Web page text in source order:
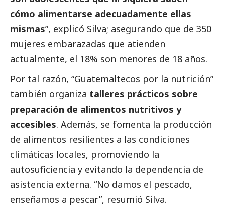
cómo alimentarse adecuadamente ellas
mismas”, explicó Silva; asegurando que de 350
mujeres embarazadas que atienden
actualmente, el 18% son menores de 18 años.
Por tal razón, “Guatemaltecos por la nutrición”
también organiza talleres prácticos sobre
preparación de alimentos nutritivos y
accesibles. Además, se fomenta la producción
de alimentos resilientes a las condiciones
climáticas locales, promoviendo la
autosuficiencia y evitando la dependencia de
asistencia externa. “No damos el pescado,
enseñamos a pescar”, resumió Silva.